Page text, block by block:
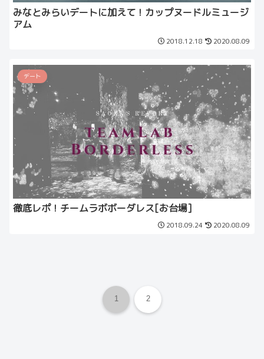
みなとみらいデートに加えて！カップヌードルミュージ
アム
2018.12.18 2020.08.09
デート
徹底レポ！チームラボボーダレス[お台場]
2018.09.24 2020.08.09
1 2